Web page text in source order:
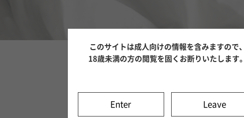
このサイトは成人向けの情報を含みますので、
18歳未満の方の閲覧を固くお断りいたします。
Enter Leave